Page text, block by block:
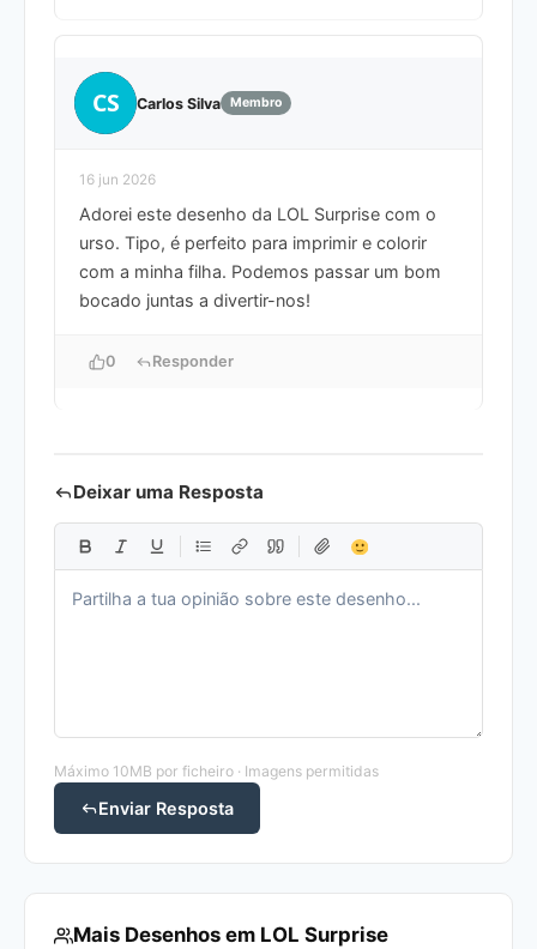
CS Carlos Silva Membro
16 jun 2026
Adorei este desenho da LOL Surprise com o
urso. Tipo, é perfeito para imprimir e colorir
com a minha filha. Podemos passar um bom
bocado juntas a divertir-nos!
0 Responder
Deixar uma Resposta
Máximo 10MB por ficheiro · Imagens permitidas
Enviar Resposta
Mais Desenhos em LOL Surprise